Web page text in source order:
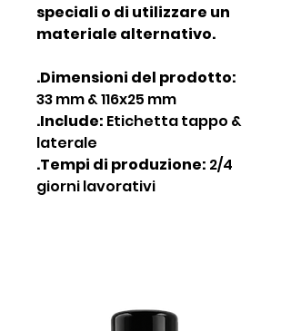
speciali o di utilizzare un
materiale alternativo.
.Dimensioni del prodotto:
33 mm & 116x25 mm
.Include: Etichetta tappo &
laterale
.Tempi di produzione: 2/4
giorni lavorativi